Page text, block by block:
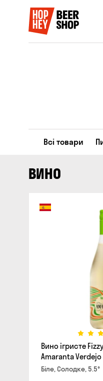
Всі товари
ВИНО
Вино ігристе
Amaranta Verdejo
Біле, Солодке, 5.5°